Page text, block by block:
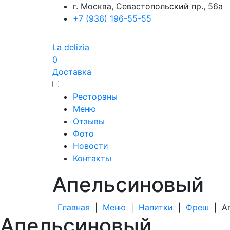
г. Москва, Севастопольский пр., 56а
+7 (936) 196-55-55
La delizia
0
Доставка
Рестораны
Меню
Отзывы
Фото
Новости
Контакты
Апельсиновый
Главная Меню Напитки Фреш